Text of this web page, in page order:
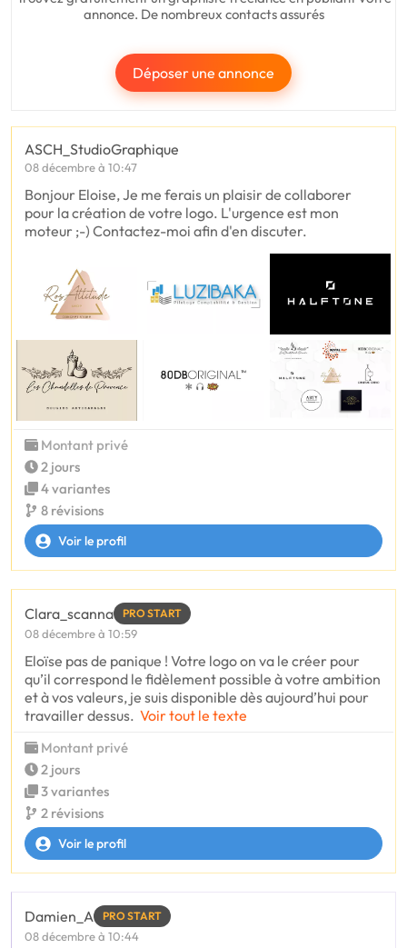
annonce. De nombreux contacts assurés
Déposer une annonce
ASCH_StudioGraphique
08 décembre à 10:47
Bonjour Eloise, Je me ferais un plaisir de collaborer
pour la création de votre logo. L'urgence est mon
moteur ;-) Contactez-moi afin d'en discuter.
Montant privé
2 jours
4 variantes
8 révisions
Voir le profil
Clara_scanna PRO START
08 décembre à 10:59
Eloïse pas de panique ! Votre logo on va le créer pour
qu’il correspond le fidèlement possible à votre ambition
et à vos valeurs, je suis disponible dès aujourd’hui pour
travailler dessus. Voir tout le texte
Montant privé
2 jours
3 variantes
2 révisions
Voir le profil
Damien_A PRO START
08 décembre à 10:44